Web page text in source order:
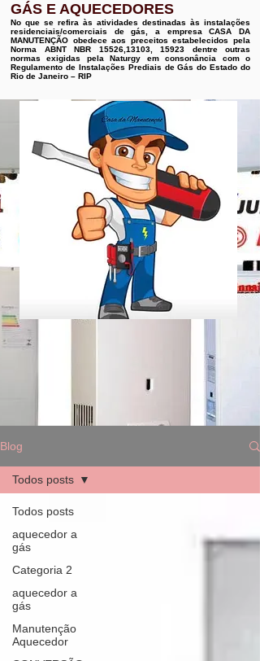
GÁS E AQUECEDORES
No que se refira às atividades destinadas às instalações
residenciais/comerciais de gás, a empresa CASA DA
MANUTENÇÃO obedece aos preceitos estabelecidos pela
Norma ABNT NBR 15526,13103, 15923 dentre outras
normas exigidas pela Naturgy em consonância com o
Regulamento de Instalações Prediais de Gás do Estado do
Rio de Janeiro – RIP
Blog
Todos posts
aquecedor a
gás
Categoria 2
aquecedor a
gás
Manutenção
Aquecedor
Todos posts